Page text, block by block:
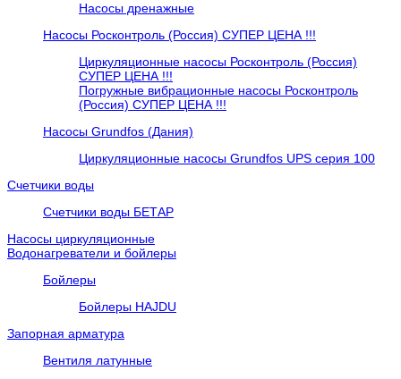
Насосы дренажные
Насосы Росконтроль (Россия) СУПЕР ЦЕНА !!!
Циркуляционные насосы Росконтроль (Россия)
СУПЕР ЦЕНА !!!
Погружные вибрационные насосы Росконтроль
(Россия) СУПЕР ЦЕНА !!!
Насосы Grundfos (Дания)
Циркуляционные насосы Grundfos UPS серия 100
Счетчики воды
Счетчики воды БЕТАР
Насосы циркуляционные
Водонагреватели и бойлеры
Бойлеры
Бойлеры HAJDU
Запорная арматура
Вентиля латунные